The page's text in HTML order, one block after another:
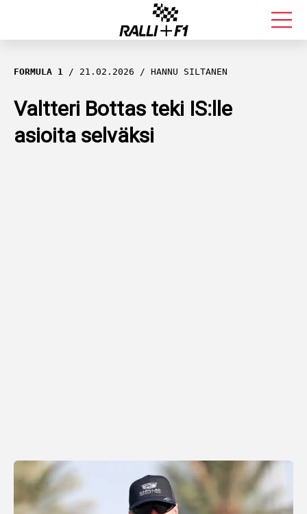
FORMULA 1
RALLI
KALLE ROVANPERÄ
FORMULA 1 21.02.2026 HANNU SILTANEN
Valtteri Bottas teki IS:lle
asioita selväksi